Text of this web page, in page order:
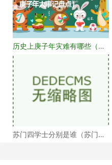
历史上庚子年灾难有哪些（庚
苏门四学士分别是谁（苏门四